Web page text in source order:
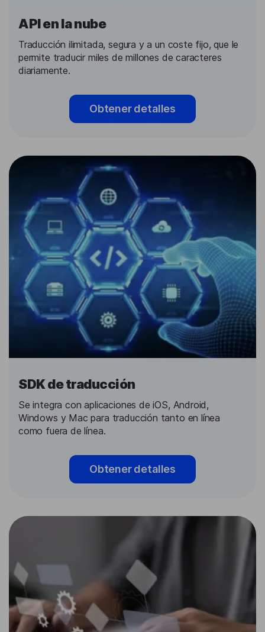
API en la nube
Traducción ilimitada, segura y a un coste fijo, que le
permite traducir miles de millones de caracteres
diariamente.
Obtener detalles
SDK de traducción
Se integra con aplicaciones de iOS, Android,
Windows y Mac para traducción tanto en línea
como fuera de línea.
Obtener detalles